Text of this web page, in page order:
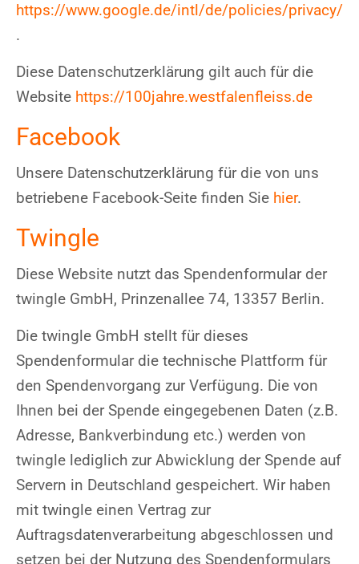
https://www.google.de/intl/de/policies/privacy/
.
Diese Datenschutzerklärung gilt auch für die
Website https://100jahre.westfalenfleiss.de
Facebook
Unsere Datenschutzerklärung für die von uns
betriebene Facebook-Seite finden Sie hier.
Twingle
Diese Website nutzt das Spendenformular der
twingle GmbH, Prinzenallee 74, 13357 Berlin.
Die twingle GmbH stellt für dieses
Spendenformular die technische Plattform für
den Spendenvorgang zur Verfügung. Die von
Ihnen bei der Spende eingegebenen Daten (z.B.
Adresse, Bankverbindung etc.) werden von
twingle lediglich zur Abwicklung der Spende auf
Servern in Deutschland gespeichert. Wir haben
mit twingle einen Vertrag zur
Auftragsdatenverarbeitung abgeschlossen und
setzen bei der Nutzung des Spendenformulars